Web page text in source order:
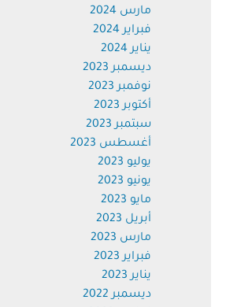
مارس 2024
فبراير 2024
يناير 2024
ديسمبر 2023
نوفمبر 2023
أكتوبر 2023
سبتمبر 2023
أغسطس 2023
يوليو 2023
يونيو 2023
مايو 2023
أبريل 2023
مارس 2023
فبراير 2023
يناير 2023
ديسمبر 2022